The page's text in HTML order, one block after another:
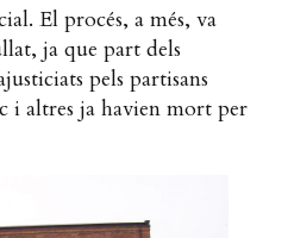
El procés, a més, va
ja que part dels
pels partisans
i altres ja havien mort per